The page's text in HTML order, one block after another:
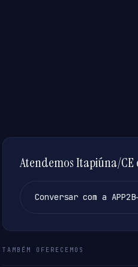
Atendemos Itapiúna/
Conversar com a APP2B
TAMBÉM OFERECEMOS